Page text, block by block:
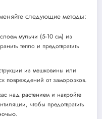
следующие методы:
мульчи (5-10 см) из
тепло и предотвратить
из мешковины или
повреждений от заморозков.
над растением и накройте
чтобы предотвратить